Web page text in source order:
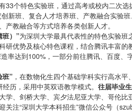
33个特色实验班，通过高考或校内二次
新班、复合人才培养班、产教融合实验
产教融合等方式培养各类创新人才。
班）”为深圳大学最具代表性的特色实验
研优势及核心特色课程，结合腾讯丰富
率达到100%，一部分前往腾讯、百度
班” ，在数物化生四个基础学科实行高水
历，采用中英双语教学模式。 往届毕业
学、剑桥大学、宾夕法尼亚大学、哥伦
关注“深圳大学本科招生”微信公众号（